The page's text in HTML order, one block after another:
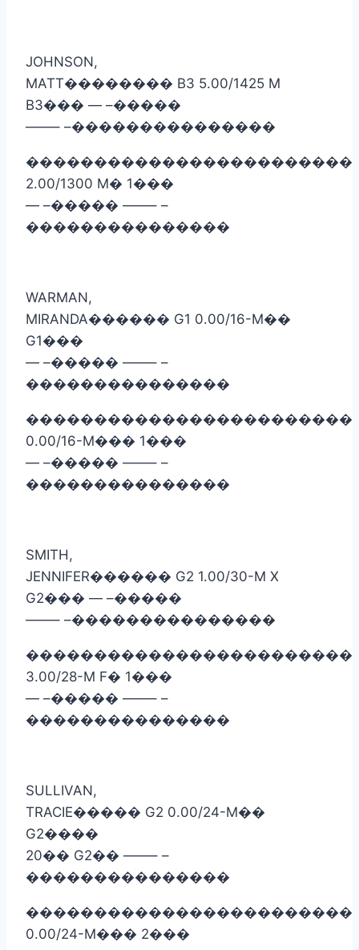
JOHNSON,
MATT�������� B3 5.00/1425 M
B3��� — –�����
——– –���������������
������������������������
2.00/1300 M� 1���
— –����� ——– –
���������������
WARMAN,
MIRANDA������ G1 0.00/16-M��
G1���
— –����� ——– –
���������������
������������������������
0.00/16-M��� 1���
— –����� ——– –
���������������
SMITH,
JENNIFER������ G2 1.00/30-M X
G2��� — –�����
——– –���������������
������������������������
3.00/28-M F� 1���
— –����� ——– –
���������������
SULLIVAN,
TRACIE����� G2 0.00/24-M��
G2����
20�� G2�� ——– –
���������������
������������������������
0.00/24-M��� 2���